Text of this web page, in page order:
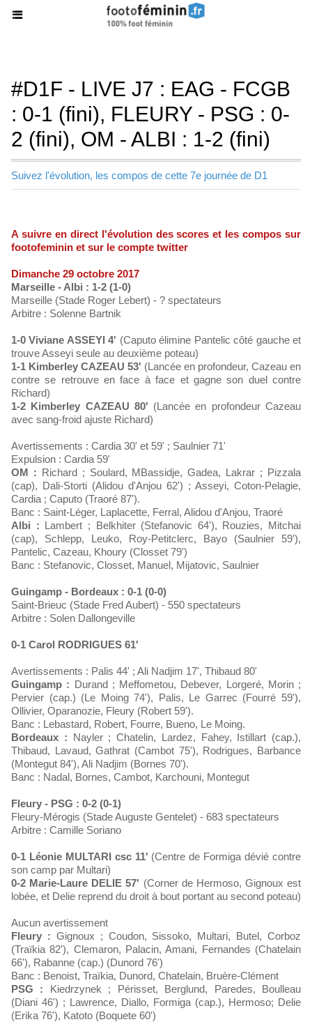
#D1F - LIVE J7 : EAG - FCGB
: 0-1 (fini), FLEURY - PSG : 0-
2 (fini), OM - ALBI : 1-2 (fini)
Suivez l'évolution, les compos de cette 7e journée de D1
A suivre en direct l'évolution des scores et les compos sur
footofeminin et sur le compte twitter
Dimanche 29 octobre 2017
Marseille - Albi : 1-2 (1-0)
Marseille (Stade Roger Lebert) - ? spectateurs
Arbitre : Solenne Bartnik
1-0 Viviane ASSEYI 4' (Caputo élimine Pantelic côté gauche et
trouve Asseyi seule au deuxième poteau)
1-1 Kimberley CAZEAU 53' (Lancée en profondeur, Cazeau en
contre se retrouve en face à face et gagne son duel contre
Richard)
1-2 Kimberley CAZEAU 80' (Lancée en profondeur Cazeau
avec sang-froid ajuste Richard)
Avertissements : Cardia 30' et 59' ; Saulnier 71'
Expulsion : Cardia 59'
OM : Richard ; Soulard, MBassidje, Gadea, Lakrar ; Pizzala
(cap), Dali-Storti (Alidou d'Anjou 62') ; Asseyi, Coton-Pelagie,
Cardia ; Caputo (Traoré 87').
Banc : Saint-Léger, Laplacette, Ferral, Alidou d'Anjou, Traoré
Albi : Lambert ; Belkhiter (Stefanovic 64'), Rouzies, Mitchai
(cap), Schlepp, Leuko, Roy-Petitclerc, Bayo (Saulnier 59'),
Pantelic, Cazeau, Khoury (Closset 79')
Banc : Stefanovic, Closset, Manuel, Mijatovic, Saulnier
Guingamp - Bordeaux : 0-1 (0-0)
Saint-Brieuc (Stade Fred Aubert) - 550 spectateurs
Arbitre : Solen Dallongeville
0-1 Carol RODRIGUES 61'
Avertissements : Palis 44' ; Ali Nadjim 17', Thibaud 80'
Guingamp : Durand ; Meffometou, Debever, Lorgeré, Morin ;
Pervier (cap.) (Le Moing 74'), Palis, Le Garrec (Fourré 59'),
Ollivier, Oparanozie, Fleury (Robert 59').
Banc : Lebastard, Robert, Fourre, Bueno, Le Moing.
Bordeaux : Nayler ; Chatelin, Lardez, Fahey, Istillart (cap.),
Thibaud, Lavaud, Gathrat (Cambot 75'), Rodrigues, Barbance
(Montegut 84'), Ali Nadjim (Bornes 70').
Banc : Nadal, Bornes, Cambot, Karchouni, Montegut
Fleury - PSG : 0-2 (0-1)
Fleury-Mérogis (Stade Auguste Gentelet) - 683 spectateurs
Arbitre : Camille Soriano
0-1 Léonie MULTARI csc 11' (Centre de Formiga dévié contre
son camp par Multari)
0-2 Marie-Laure DELIE 57' (Corner de Hermoso, Gignoux est
lobée, et Delie reprend du droit à bout portant au second poteau)
Aucun avertissement
Fleury : Gignoux ; Coudon, Sissoko, Multari, Butel, Corboz
(Traïkia 82'), Clemaron, Palacin, Amani, Fernandes (Chatelain
66'), Rabanne (cap.) (Dunord 76')
Banc : Benoist, Traïkia, Dunord, Chatelain, Bruère-Clément
PSG : Kiedrzynek ; Périsset, Berglund, Paredes, Boulleau
(Diani 46') ; Lawrence, Diallo, Formiga (cap.), Hermoso; Delie
(Erika 76'), Katoto (Boquete 60')